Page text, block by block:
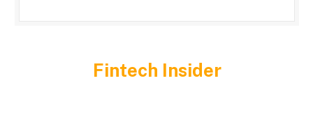
Fintech Insider